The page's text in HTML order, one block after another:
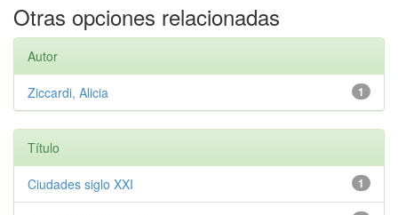
Otras opciones relacionadas
Autor
1
Ziccardi, Alicia
Título
1
Ciudades siglo XXI